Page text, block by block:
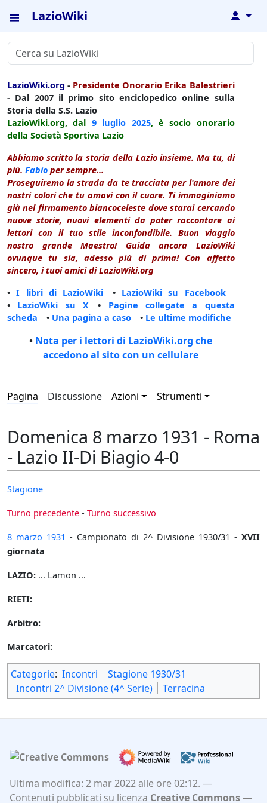
LazioWiki ↓
LazioWiki.org - Presidente Onorario Erika Balestrieri
- Dal 2007 il primo sito enciclopedico online sulla
Storia della S.S. Lazio
LazioWiki.org, dal 9 luglio 2025, è socio onorario
della Società Sportiva Lazio
Abbiamo scritto la storia della Lazio insieme. Ma tu, di
più. Fabio per sempre...
Proseguiremo la strada da te tracciata per l'amore dei
nostri colori che tu amavi con il cuore. Ti immaginiamo
già nel firmamento biancoceleste dove starai cercando
nuove storie, nuovi elementi da poter raccontare ai
lettori con il tuo stile inconfondibile. Buon viaggio
nostro grande Maestro! Guida ancora LazioWiki
ovunque tu sia, adesso più di prima! Con affetto
sincero, i tuoi amici di LazioWiki.org
•I libri di LazioWiki • LazioWiki su Facebook
• LazioWiki su X • Pagine collegate a questa
scheda • Una pagina a caso • Le ultime modifiche
• Nota per i lettori di LazioWiki.org che
accedono al sito con un cellulare
Pagina Discussione Azioni Strumenti
Domenica 8 marzo 1931 - Roma
- Lazio II-Di Biagio 4-0
Stagione
Turno precedente - Turno successivo
8 marzo 1931 - Campionato di 2^ Divisione 1930/31 - XVII
giornata
LAZIO: ... Lamon ...
RIETI:
Arbitro:
Marcatori:
Categorie: Incontri
Stagione 1930/31
Incontri 2^ Divisione (4^ Serie)
Terracina
Ultima modifica: 2 mar 2022 alle ore 02:12.
Contenuti pubblicati su licenza Creative Commons